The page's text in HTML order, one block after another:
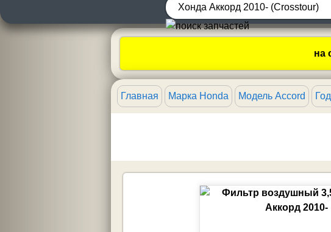
на
Главная Марка Honda Модель Accord